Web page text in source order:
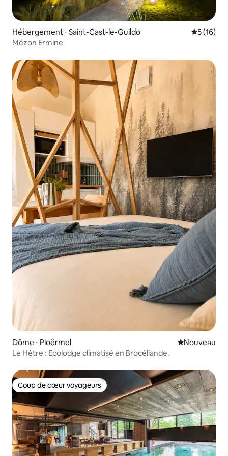
Hébergement ⋅ Saint-Cast-le-Guildo
5 (16)
Mézon Ermine
Dôme ⋅ Ploërmel Nouvel
Nouveau
Le Hêtre : Ecolodge climatisé en Brocéliande.
Coup de cœur voyageurs
Coup de cœur voyageurs